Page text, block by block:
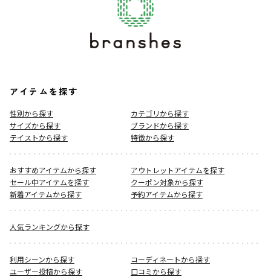
アイテムを探す
性別から探す
カテゴリから探す
サイズから探す
ブランドから探す
テイストから探す
特徴から探す
おすすめアイテムから探す
アウトレットアイテムを探す
セール中アイテムを探す
クーポン対象から探す
新着アイテムから探す
予約アイテムから探す
人気ランキングから探す
利用シーンから探す
コーディネートから探す
ユーザー投稿から探す
口コミから探す